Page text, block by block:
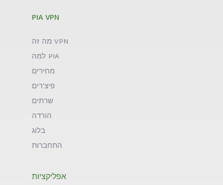
PIA VPN
מה זה VPN
למה PIA
מחירים
פיצ'רים
שרתים
הורדה
בלוג
התחברות
אפליקציות